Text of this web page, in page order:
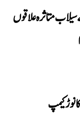
متاثرہ علاقوں
کیمپ